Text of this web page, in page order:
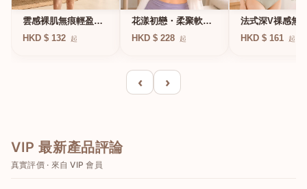
雲感裸肌無痕輕盈無
鋼圈內衣
HKD $ 132 起
花漾初戀・柔聚軟鋼
圈蕾絲內衣
HKD $ 228 起
法式深V祼感無
凍軟支撐條無鋼
HKD $ 161 起
‹ ›
VIP 最新產品評論
真實評價 · 來自 VIP 會員